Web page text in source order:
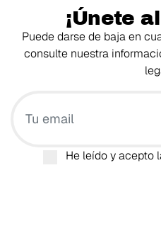
¡Únete
Puede darse de baja en
consulte nuestra
He leído y acepto